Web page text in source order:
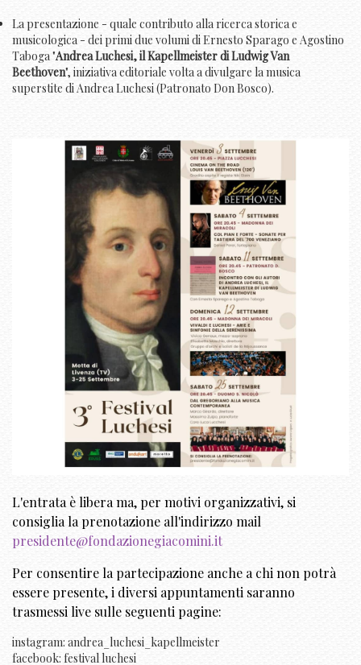
La presentazione - quale contributo alla ricerca storica e
musicologica - dei primi due volumi di Ernesto Sparago e Agostino
Taboga "Andrea Luchesi, il Kapellmeister di Ludwig Van
Beethoven", iniziativa editoriale volta a divulgare la musica
superstite di Andrea Luchesi (Patronato Don Bosco).
L'entrata è libera ma, per motivi organizzativi, si
consiglia la prenotazione all'indirizzo mail
presidente@fondazionegiacomini.it
Per consentire la partecipazione anche a chi non potrà
essere presente, i diversi appuntamenti saranno
trasmessi live sulle seguenti pagine:
instagram: andrea_luchesi_kapellmeister
facebook: festival luchesi